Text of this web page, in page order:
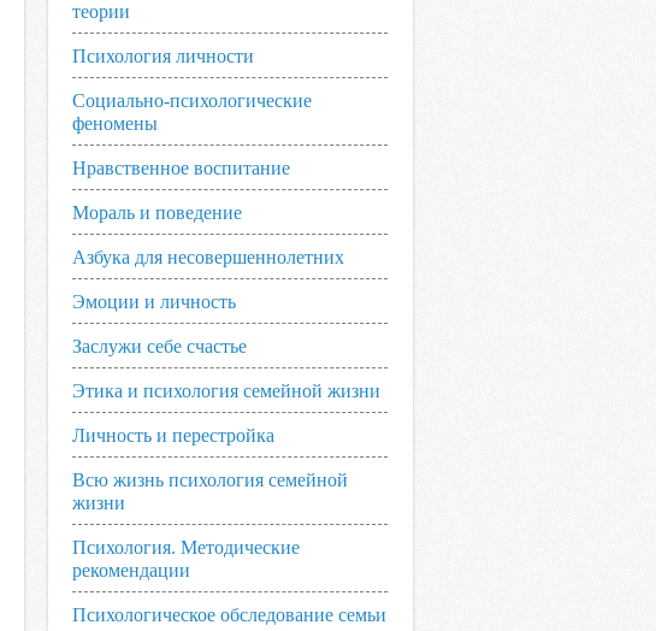
теории
Психология личности
Социально-психологические
феномены
Нравственное воспитание
Мораль и поведение
Азбука для несовершеннолетних
Эмоции и личность
Заслужи себе счастье
Этика и психология семейной жизни
Личность и перестройка
Всю жизнь психология семейной
жизни
Психология. Методические
рекомендации
Психологическое обследование семьи